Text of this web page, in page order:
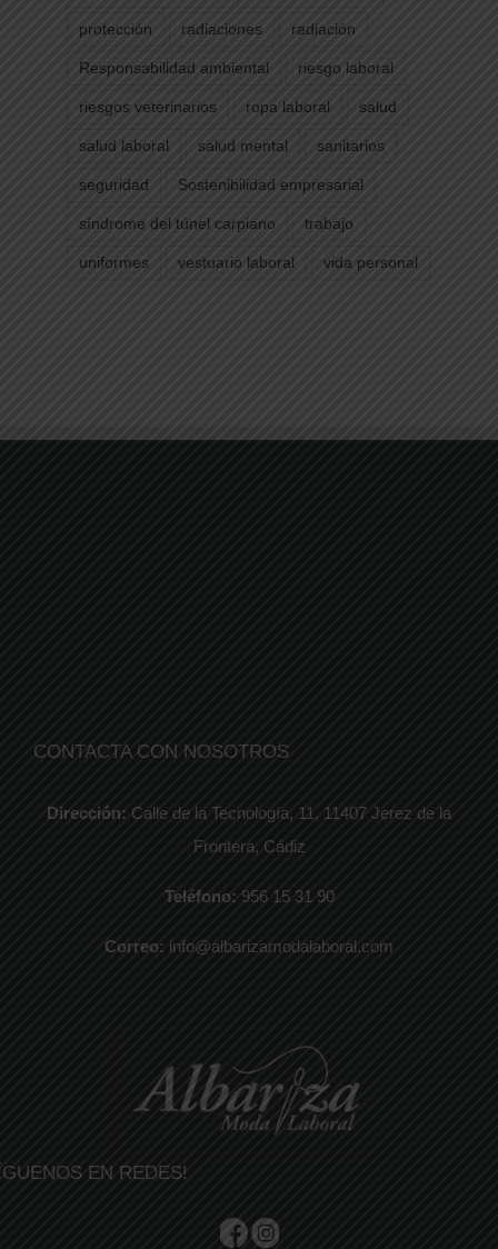
protección radiaciones radiación
Responsabilidad ambiental riesgo laboral
riesgos veterinarios ropa laboral salud
salud laboral salud mental sanitarios
seguridad Sostenibilidad empresarial
síndrome del túnel carpiano trabajo
uniformes vestuario laboral vida personal
CONTACTA CON NOSOTROS
Dirección: Calle de la Tecnología, 11, 11407 Jerez de la
Frontera, Cádiz
Teléfono: 956 15 31 90
Correo: info@albarizamodalaboral.com
EN REDES!